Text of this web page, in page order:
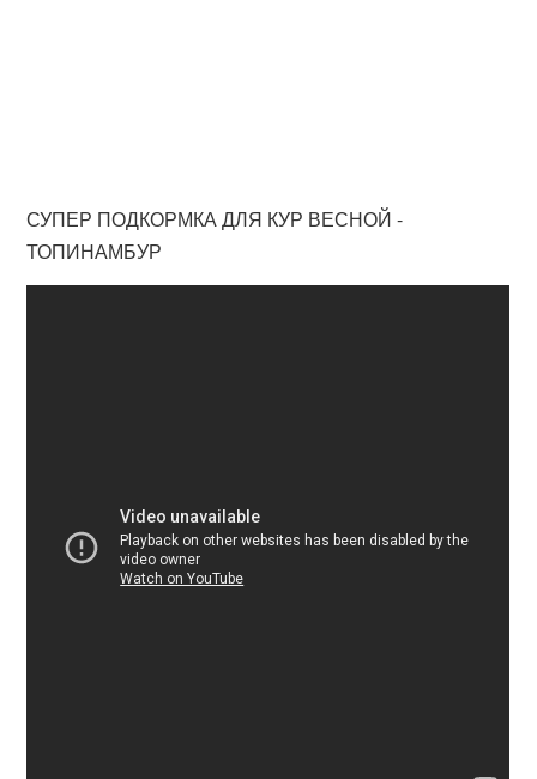
СУПЕР ПОДКОРМКА ДЛЯ КУР ВЕСНОЙ -
ТОПИНАМБУР